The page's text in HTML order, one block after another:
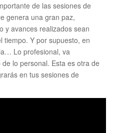
de las sesiones de
genera una gran paz,
y avances realizados sean
tiempo. Y por supuesto, en
Lo profesional, va
lo personal. Esta es otra de
en tus sesiones de